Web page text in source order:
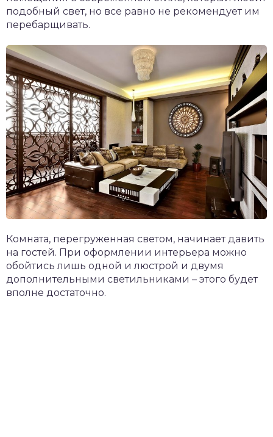
подобный свет, но все равно не рекомендует им
перебарщивать.
Комната, перегруженная светом, начинает давить
на гостей. При оформлении интерьера можно
обойтись лишь одной и люстрой и двумя
дополнительными светильниками – этого будет
вполне достаточно.